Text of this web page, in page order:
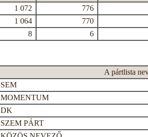
1 072
776
1 064
770
8 6
A pártlista
SEM
MOMENTUM
DK
SZEM PÁRT